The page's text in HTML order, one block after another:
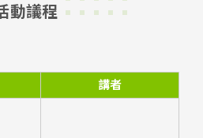
動議程
講者